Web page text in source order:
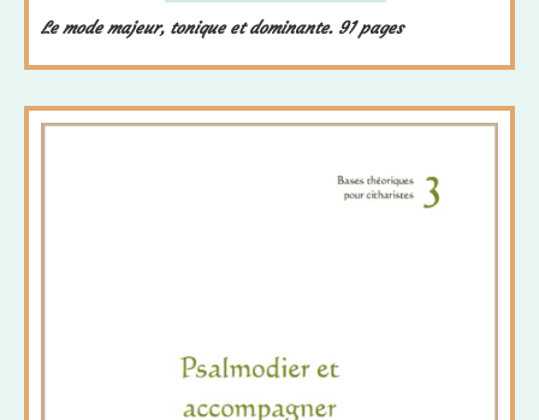
Le mode majeur, tonique et dominante. 91 pages